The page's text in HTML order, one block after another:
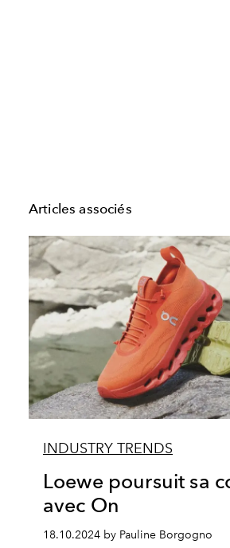
Articles associés
INDUSTRY TRENDS
Loewe poursuit sa
avec On
18.10.2024 by Pauline Borgogno